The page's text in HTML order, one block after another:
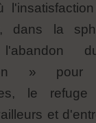
dans la
l'abandon
» pour
le
et